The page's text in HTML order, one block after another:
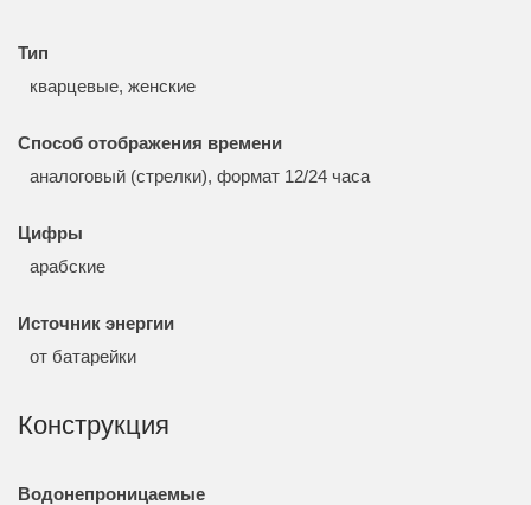
Тип
кварцевые, женские
Способ отображения времени
аналоговый (стрелки), формат 12/24 часа
Цифры
арабские
Источник энергии
от батарейки
Конструкция
Водонепроницаемые